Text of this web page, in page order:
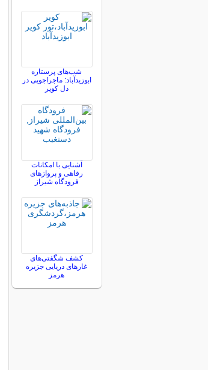
شب‌های پرستاره
ابوزیدآباد: ماجراجویی در
دل کویر
آشنایی با امکانات
رفاهی و پروازهای
فرودگاه شیراز
کشف شگفتی‌های
غارهای دریایی جزیره
هرمز